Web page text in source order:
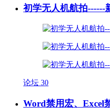
初学无人机航拍------
论坛 30
Word禁用宏、Excel